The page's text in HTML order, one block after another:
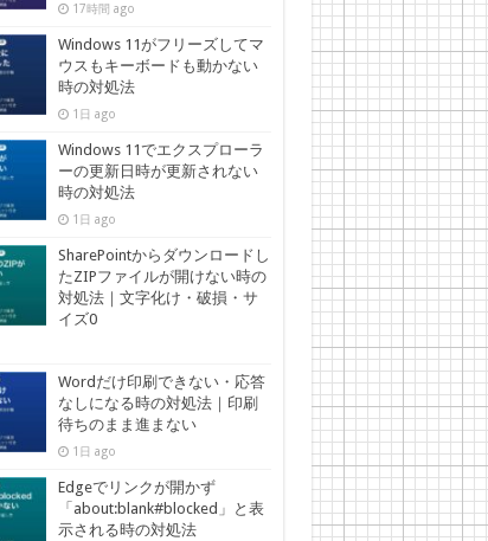
17時間 ago
Windows 11がフリーズしてマ
ウスもキーボードも動かない
時の対処法
1日 ago
Windows 11でエクスプローラ
ーの更新日時が更新されない
時の対処法
1日 ago
SharePointからダウンロードし
たZIPファイルが開けない時の
対処法｜文字化け・破損・サ
イズ0
Wordだけ印刷できない・応答
なしになる時の対処法｜印刷
待ちのまま進まない
1日 ago
Edgeでリンクが開かず
「about:blank#blocked」と表
示される時の対処法